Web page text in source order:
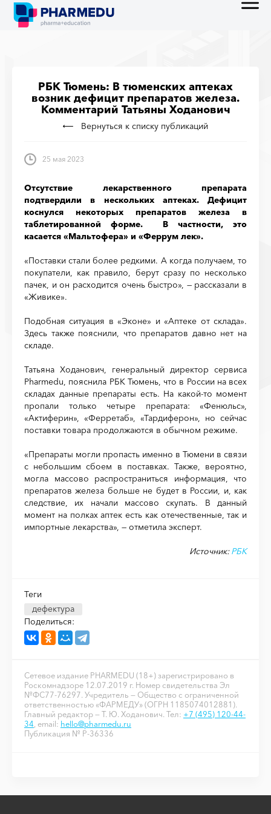
РБК Тюмень: В тюменских аптеках
возник дефицит препаратов железа.
Комментарий Татьяны Ходанович
Вернуться к списку публикаций
25 мая 2023
Отсутствие лекарственного препарата
подтвердили в нескольких аптеках. Дефицит
коснулся некоторых препаратов железа в
таблетированной форме. В частности, это
касается «Мальтофера» и «Феррум лек».
«Поставки стали более редкими. А когда получаем, то
покупатели, как правило, берут сразу по несколько
пачек, и он расходится очень быстро», — рассказали в
«Живике».
Подобная ситуация в «Эконе» и «Аптеке от склада».
Здесь также пояснили, что препаратов давно нет на
складе.
Татьяна Ходанович, генеральный директор сервиса
Pharmedu, пояснила РБК Тюмень, что в России на всех
складах данные препараты есть. На какой-то момент
пропали только четыре препарата: «Фенюльс»,
«Актиферин», «Ферретаб», «Тардиферон», но сейчас
поставки товара продолжаются в обычном режиме.
«Препараты могли пропасть именно в Тюмени в связи
с небольшим сбоем в поставках. Также, вероятно,
могла массово распространиться информация, что
препаратов железа больше не будет в России, и, как
следствие, их начали массово скупать. В данный
момент на полках аптек есть как отечественные, так и
импортные лекарства», — отметила эксперт.
Источник:РБК
Теги
дефектура
Поделиться:
Сетевое издание PHARMEDU (18+) зарегистрировано в
Роскомнадзоре 12.07.2019 г. Номер свидетельства Эл
№ФС77-76297. Учредитель — Общество с ограниченной
ответственностью «ФАРМЕДУ» (ОГРН 1185074012881).
Главный редактор — Т. Ю. Ходанович. Тел: +7 (495) 120-44-
34 , email: hello@pharmedu.ru
Публикация № P-36336